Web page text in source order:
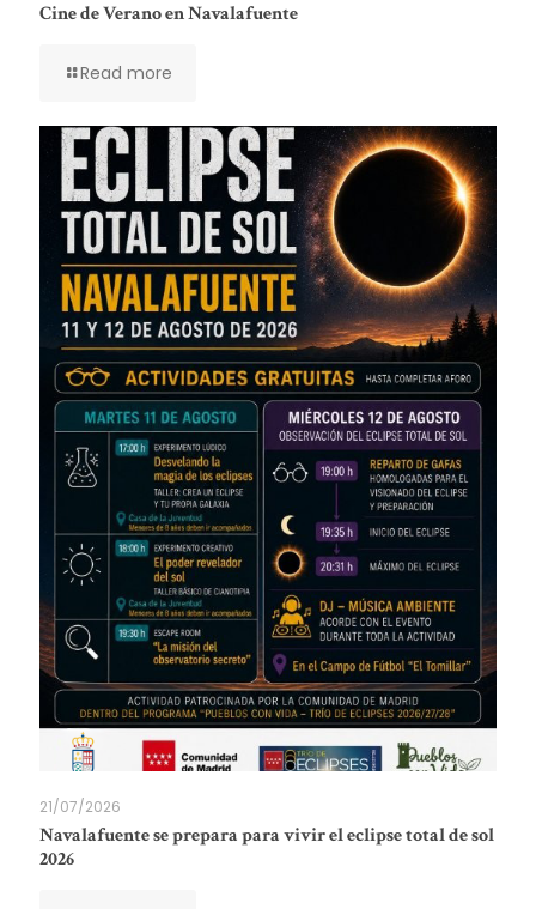
Cine de Verano en Navalafuente
Read more
21/07/2026
Navalafuente se prepara para vivir el eclipse total de sol
2026